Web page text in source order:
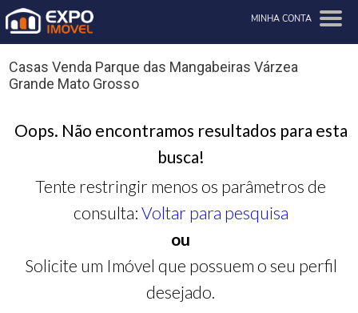
MINHA CONTA
Casas Venda Parque das Mangabeiras Várzea
Grande Mato Grosso
Oops. Não encontramos resultados para esta
busca!
Tente restringir menos os parâmetros de
consulta: Voltar para pesquisa
ou
Solicite um Imóvel que possuem o seu perfil
desejado.